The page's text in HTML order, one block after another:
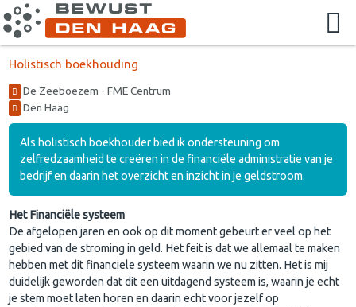
Holistisch boekhouding
De Zeeboezem - FME Centrum
Den Haag
Als holistisch boekhouder bied ik ondersteuning om
zelfredzaamheid te creëren in de financiële administratie van je
bedrijf en daarin het overzicht en inzicht in je geldstroom.
Het Financiële systeem
De afgelopen jaren en ook op dit moment gebeurt er veel op het
gebied van de stroming in geld. Het feit is dat we allemaal te maken
hebben met dit financiele systeem waarin we nu zitten. Het is mij
duidelijk geworden dat dit een uitdagend systeem is, waarin je echt
je stem moet laten horen en daarin echt voor jezelf op